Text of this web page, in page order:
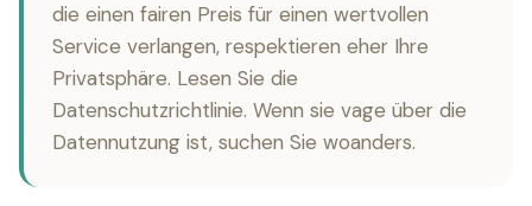
die einen fairen Preis für einen wertvollen
Service verlangen, respektieren eher Ihre
Privatsphäre. Lesen Sie die
Datenschutzrichtlinie. Wenn sie vage über die
Datennutzung ist, suchen Sie woanders.